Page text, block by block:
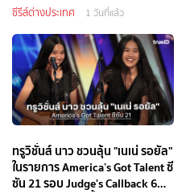
ซีรีส์ต่างประเทศ 1 วันที่แล้ว
ทรูวิชั่นส์ นาว ชวนลุ้น "เนเน่ รอยัล"
ในรายการ America’s Got Talent ซี
ซัน 21 รอบ Judge's Callback 6